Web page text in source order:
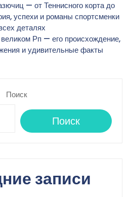
— от Теннисного корта до
успехи и романы спортсменки
деталях
Рп — его происхождение,
и удивительные факты
Поиск
Поиск
записи